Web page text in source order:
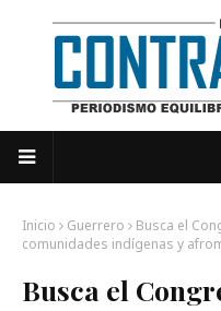
Inicio Guerrero
Busca el
comunidades indígenas y
Busca el